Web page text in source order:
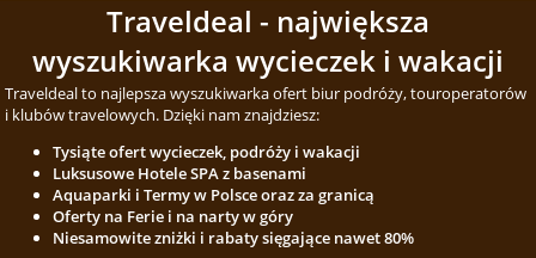
Traveldeal - największa
wyszukiwarka wycieczek i wakacji
Traveldeal to najlepsza wyszukiwarka ofert biur podróży, touroperatorów
i klubów travelowych. Dzięki nam znajdziesz:
Tysiąte ofert wycieczek, podróży i wakacji
Luksusowe Hotele SPA z basenami
Aquaparki i Termy w Polsce oraz za granicą
Oferty na Ferie i na narty w góry
Niesamowite zniżki i rabaty sięgające nawet 80%